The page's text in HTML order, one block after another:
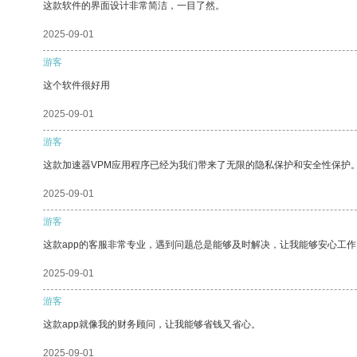
这款软件的界面设计非常简洁，一目了然。
2025-09-01
游客
这个软件很好用
2025-09-01
游客
这款加速器VPM应用程序已经为我们带来了无限的隐私保护和安全性保护
2025-09-01
游客
这款app的客服非常专业，遇到问题总是能够及时解决，让我能够安心工
2025-09-01
游客
这款app就像我的财务顾问，让我能够省钱又省心。
2025-09-01